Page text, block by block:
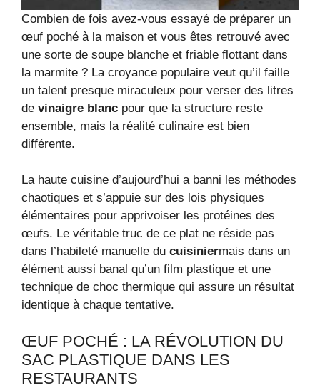
Combien de fois avez-vous essayé de préparer un
œuf poché à la maison et vous êtes retrouvé avec
une sorte de soupe blanche et friable flottant dans
la marmite ? La croyance populaire veut qu’il faille
un talent presque miraculeux pour verser des litres
de vinaigre blanc pour que la structure reste
ensemble, mais la réalité culinaire est bien
différente.
La haute cuisine d’aujourd’hui a banni les méthodes
chaotiques et s’appuie sur des lois physiques
élémentaires pour apprivoiser les protéines des
œufs. Le véritable truc de ce plat ne réside pas
dans l’habileté manuelle du cuisiniermais dans un
élément aussi banal qu’un film plastique et une
technique de choc thermique qui assure un résultat
identique à chaque tentative.
ŒUF POCHÉ : LA RÉVOLUTION DU
SAC PLASTIQUE DANS LES
RESTAURANTS